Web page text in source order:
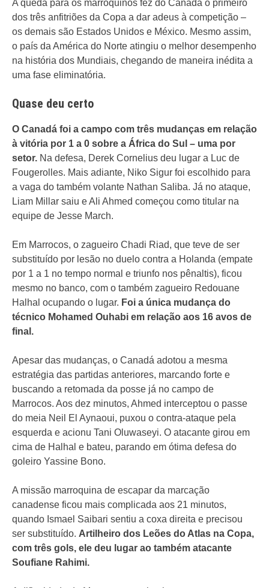
A queda para os marroquinos fez do Canadá o primeiro
dos três anfitriões da Copa a dar adeus à competição –
os demais são Estados Unidos e México. Mesmo assim,
o país da América do Norte atingiu o melhor desempenho
na história dos Mundiais, chegando de maneira inédita a
uma fase eliminatória.
Quase deu certo
O Canadá foi a campo com três mudanças em relação
à vitória por 1 a 0 sobre a África do Sul – uma por
setor. Na defesa, Derek Cornelius deu lugar a Luc de
Fougerolles. Mais adiante, Niko Sigur foi escolhido para
a vaga do também volante Nathan Saliba. Já no ataque,
Liam Millar saiu e Ali Ahmed começou como titular na
equipe de Jesse March.
Em Marrocos, o zagueiro Chadi Riad, que teve de ser
substituído por lesão no duelo contra a Holanda (empate
por 1 a 1 no tempo normal e triunfo nos pênaltis), ficou
mesmo no banco, com o também zagueiro Redouane
Halhal ocupando o lugar. Foi a única mudança do
técnico Mohamed Ouhabi em relação aos 16 avos de
final.
Apesar das mudanças, o Canadá adotou a mesma
estratégia das partidas anteriores, marcando forte e
buscando a retomada da posse já no campo de
Marrocos. Aos dez minutos, Ahmed interceptou o passe
do meia Neil El Aynaoui, puxou o contra-ataque pela
esquerda e acionu Tani Oluwaseyi. O atacante girou em
cima de Halhal e bateu, parando em ótima defesa do
goleiro Yassine Bono.
A missão marroquina de escapar da marcação
canadense ficou mais complicada aos 21 minutos,
quando Ismael Saibari sentiu a coxa direita e precisou
ser substituído. Artilheiro dos Leões do Atlas na Copa,
com três gols, ele deu lugar ao também atacante
Soufiane Rahimi.